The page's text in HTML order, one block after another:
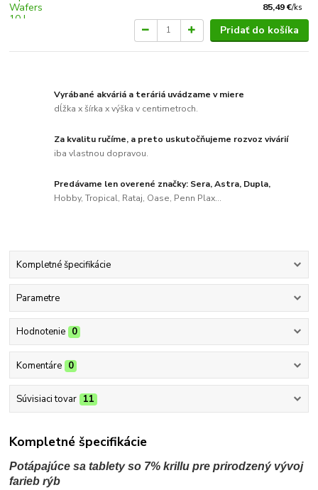
85,49 €/ks
Pridať do košíka
Vyrábané akváriá a teráriá uvádzame v miere
dĺžka x šírka x výška v centimetroch.
Za kvalitu ručíme, a preto uskutočňujeme rozvoz vivárií
iba vlastnou dopravou.
Predávame len overené značky: Sera, Astra, Dupla,
Hobby, Tropical, Rataj, Oase, Penn Plax...
Kompletné špecifikácie
Parametre
Hodnotenie 0
Komentáre 0
Súvisiaci tovar 11
Kompletné špecifikácie
Potápajúce sa tablety so 7% krillu pre prirodzený vývoj
farieb rýb